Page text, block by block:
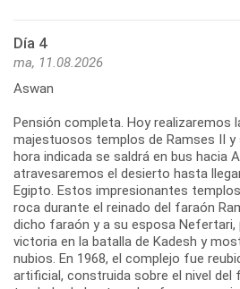
Día 4
ma, 11.08.2026
Aswan
Pensión completa. Hoy realizaremos
majestuosos templos de Ramses II
hora indicada se saldrá en bus hacia
atravesaremos el desierto hasta
Egipto. Estos impresionantes
roca durante el reinado del faraón
dicho faraón y a su esposa Nefertari,
victoria en la batalla de Kadesh y
nubios. En 1968, el complejo fue
artificial, construida sobre el nivel del